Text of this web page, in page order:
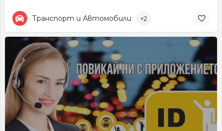
Транспорт и Автомобили +2